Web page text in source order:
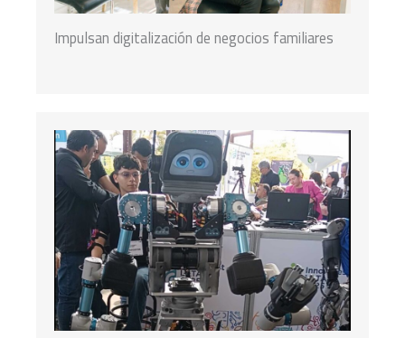
Impulsan digitalización de negocios familiares